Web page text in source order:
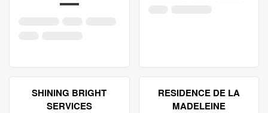
SHINING BRIGHT
SERVICES
RESIDENCE DE LA
MADELEINE